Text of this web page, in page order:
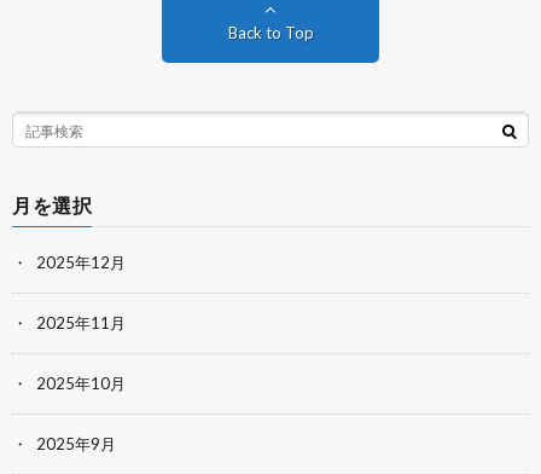
Back to Top
月を選択
2025年12月
2025年11月
2025年10月
2025年9月